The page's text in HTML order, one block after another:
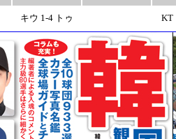
キウ 1-4 トゥ KT